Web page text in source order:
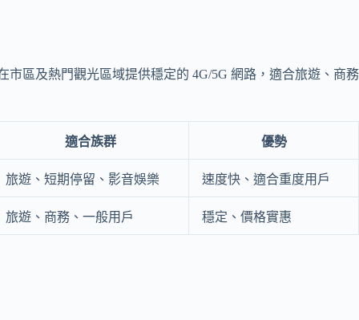
區及熱門觀光區域提供穩定的 4G/5G 網路，適合旅遊、商務
適合族群 優勢
旅遊、短期停留、影音娛樂 速度快、適合重度用戶
旅遊、商務、一般用戶 穩定、價格實惠